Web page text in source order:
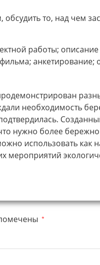
то, над чем
работы; описание
необходимость
нужно более бережно
использовать как
мероприятий
*